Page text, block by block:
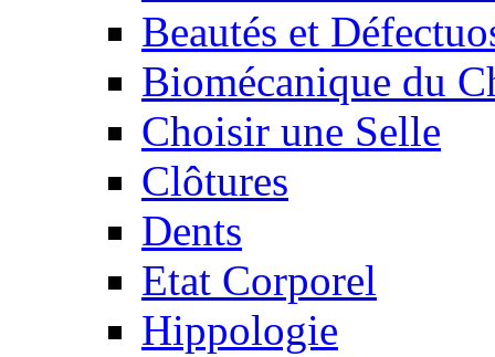
Beautés et
Biomécanique du
Choisir une Selle
Clôtures
Dents
Etat Corporel
Hippologie